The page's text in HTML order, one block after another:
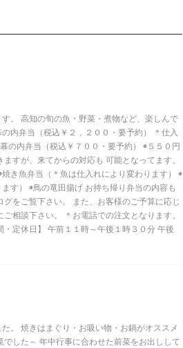
。 高知の旬の魚・野菜・煮物など、楽しんで
内弁当（税込￥２，２００・要予約） ＊仕入
の内弁当（税込￥７００・要予約） ◉５５０円
すが、来てからの対応も 可能となってます。
き魚弁当（＊魚は仕入れにより変わります） ◉
す） ◉鳥の竜田揚げ お持ち帰り弁当の内容も
をご覧下さい。 また、お客様のご予算に応じ
相談下さい。 ＊お電話での注文となります。
・定休日】 午前１１時～午後１時３０分 午後
。 焼きはまぐり・お吸い物・お鍋がオススメ
した～ 年中行事に合わせた前菜をお出しして